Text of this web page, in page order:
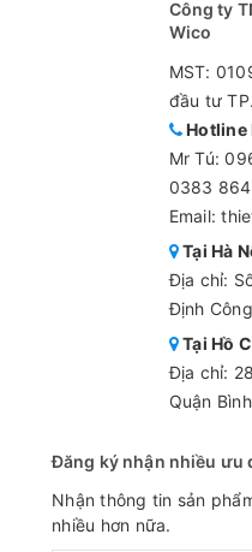
Công ty
Wico
MST:
đầu tư
Hotline
Mr Tú:
0383
Email:
Tại Hà
Địa chỉ:
Định
Tại Hồ
Địa chỉ:
Quận
Đăng ký nhận nhiều ưu
Nhận thông tin sản
nhiều hơn nữa.